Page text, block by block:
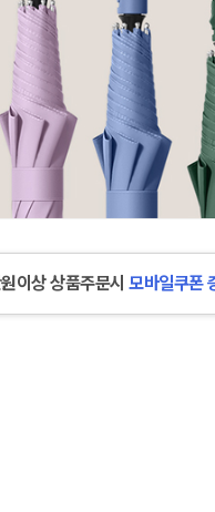
이상 상품주문시 모바일쿠폰